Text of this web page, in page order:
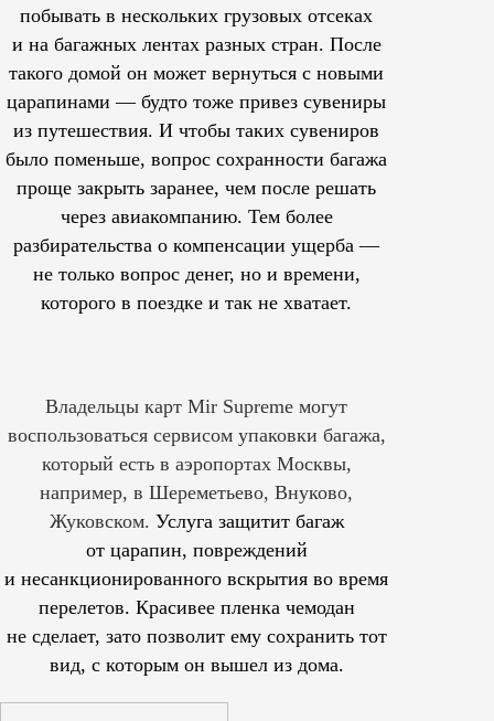
побывать в нескольких грузовых отсеках
и на багажных лентах разных стран. После
такого домой он может вернуться с новыми
царапинами — будто тоже привез сувениры
из путешествия. И чтобы таких сувениров
было поменьше, вопрос сохранности багажа
проще закрыть заранее, чем после решать
через авиакомпанию. Тем более
разбирательства о компенсации ущерба —
не только вопрос денег, но и времени,
которого в поездке и так не хватает.
Владельцы карт Mir Supreme могут
воспользоваться сервисом упаковки багажа,
который есть в аэропортах Москвы,
например, в Шереметьево, Внуково,
Жуковском. Услуга защитит багаж
от царапин, повреждений
и несанкционированного вскрытия во время
перелетов. Красивее пленка чемодан
не сделает, зато позволит ему сохранить тот
вид, с которым он вышел из дома.